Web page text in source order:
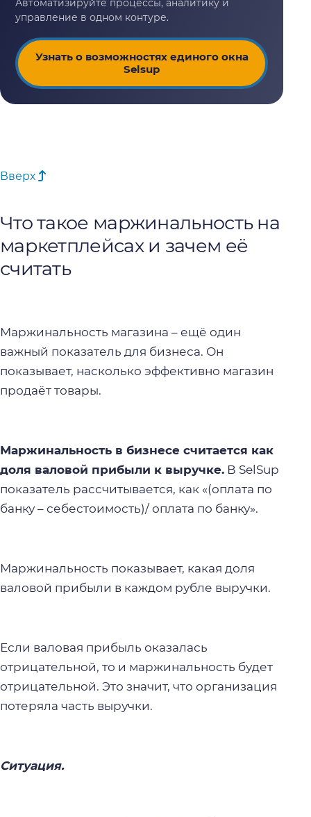
Узнать о возможностях единого окна
Selsup
Вверх
Что такое маржинальность на
маркетплейсахи зачем её
считать
Маржинальность магазина – ещё один
важный показатель для бизнеса. Он
показывает, насколько эффективно магазин
продаёт товары.
Маржинальность в бизнесе считается как
доля валовой прибыли к выручке. В SelSup
показатель рассчитывается, как «(оплата по
банку – себестоимость)/ оплата по банку».
Маржинальность показывает, какая доля
валовой прибыли в каждом рубле выручки.
Если валовая прибыль оказалась
отрицательной, то и маржинальность будет
отрицательной. Это значит, что организация
потеряла часть выручки.
Ситуация.